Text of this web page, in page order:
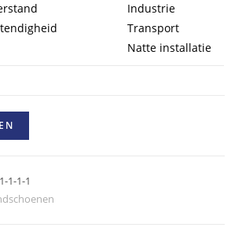
Industrie
Transport
Natte installatie
1-1-1